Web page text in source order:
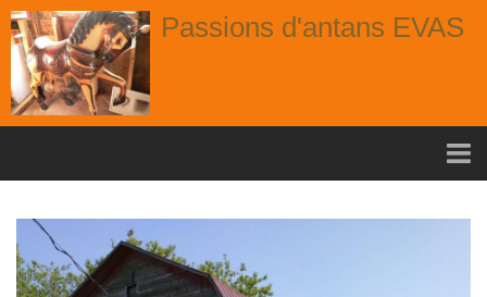
Passions d'antans EVAS
nouvelle arrivage aout
Album